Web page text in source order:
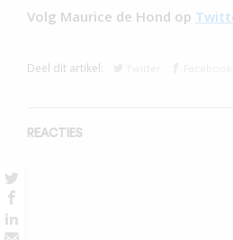
Volg Maurice de Hond op
Deel dit artikel:
REACTIES